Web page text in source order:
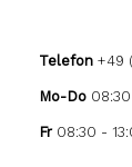
Telefon +49
Mo-Do
Fr08:30 -